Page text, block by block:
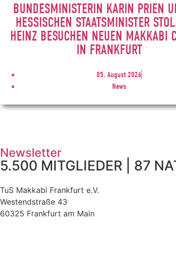
BUNDESMINISTERIN KARIN PRIEN
HESSISCHEN STAATSMINISTER
HEINZ BESUCHEN NEUEN MAKKABI
IN FRANKFURT
05. August 2026
News
Newsletter
5.500 MITGLIEDER | 87
TuS Makkabi Frankfurt e.V.
Westendstraße 43
60325 Frankfurt am Main